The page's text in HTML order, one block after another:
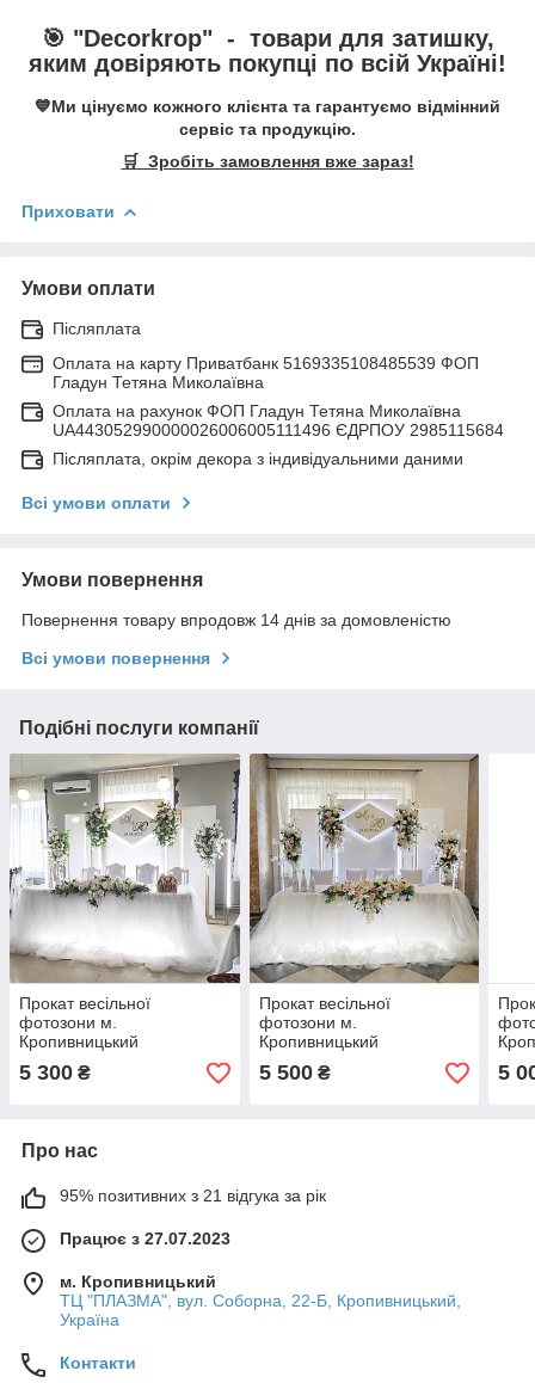
🎯 "Decorkrop" - товари для затишку,
яким довіряють покупці по всій Україні!
💙Ми цінуємо кожного клієнта та гарантуємо відмінний
сервіс та продукцію.
🛒 Зробіть замовлення вже зараз!
Приховати
Умови оплати
Післяплата
Оплата на карту Приватбанк 5169335108485539 ФОП
Гладун Тетяна Миколаївна
Оплата на рахунок ФОП Гладун Тетяна Миколаївна
UA443052990000026006005111496 ЄДРПОУ 2985115684
Післяплата, окрім декора з індивідуальними даними
Всі умови оплати
Умови повернення
Повернення товару впродовж 14 днів за домовленістю
Всі умови повернення
Подібні послуги компанії
Прокат весільної
фотозони м.
Кропивницький
5 300 ₴
Прокат весільної
фотозони м.
Кропивницький
5 500₴ 5
Про нас
95% позитивних з 21 відгука за рік
Працює з 27.07.2023
м. Кропивницький
ТЦ "ПЛАЗМА", вул. Соборна, 22-Б, Кропивницький,
Україна
Контакти